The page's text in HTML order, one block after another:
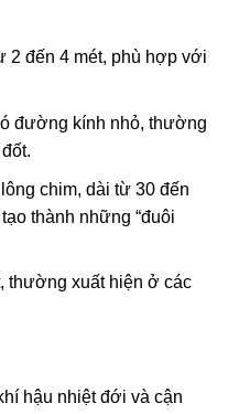
2 đến 4 mét, phù hợp với
đường kính nhỏ, thường
chim, dài từ 30 đến
thành những “đuôi
thường xuất hiện ở các
hậu nhiệt đới và cận